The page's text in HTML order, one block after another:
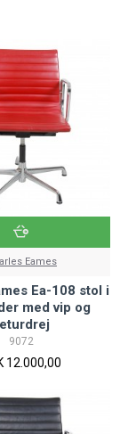
Eames
Ea-108 stol i
med vip og
9072
12.000,00